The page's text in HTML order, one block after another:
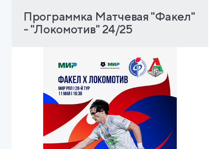
Программка Матчевая "Факел"
- "Локомотив" 24/25